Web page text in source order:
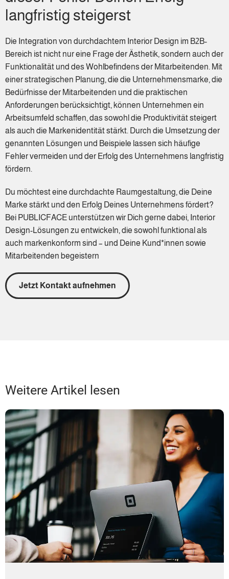
langfristig steigerst
Die Integration von durchdachtem Interior Design im B2B-
Bereich ist nicht nur eine Frage der Ästhetik, sondern auch der
Funktionalität und des Wohlbefindens der Mitarbeitenden. Mit
einer strategischen Planung, die die Unternehmensmarke, die
Bedürfnisse der Mitarbeitenden und die praktischen
Anforderungen berücksichtigt, können Unternehmen ein
Arbeitsumfeld schaffen, das sowohl die Produktivität steigert
als auch die Markenidentität stärkt. Durch die Umsetzung der
genannten Lösungen und Beispiele lassen sich häufige
Fehler vermeiden und der Erfolg des Unternehmens langfristig
fördern.
Du möchtest eine durchdachte Raumgestaltung, die Deine
Marke stärkt und den Erfolg Deines Unternehmens fördert?
Bei PUBLICFACE unterstützen wir Dich gerne dabei, Interior
Design-Lösungen zu entwickeln, die sowohl funktional als
auch markenkonform sind – und Deine Kund*innen sowie
Mitarbeitenden begeistern
Jetzt Kontakt aufnehmen
Weitere Artikel lesen